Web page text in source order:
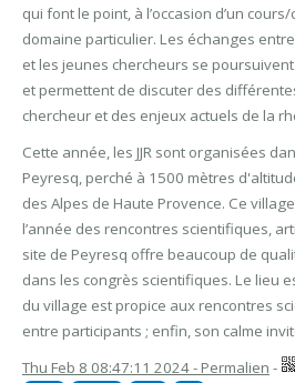
qui font le point, à l’occasion d’un
domaine particulier. Les échanges
et les jeunes chercheurs se
et permettent de discuter des
chercheur et des enjeux actuels de la
Cette année, les JJR sont organisées
Peyresq, perché à 1500 mètres
des Alpes de Haute Provence. Ce
l’année des rencontres scientifiques,
site de Peyresq offre beaucoup de
dans les congrès scientifiques. Le lieu
du village est propice aux rencontres
entre participants ; enfin, son calme
Thu Feb 8 08:47:11 2024 - Permalien -